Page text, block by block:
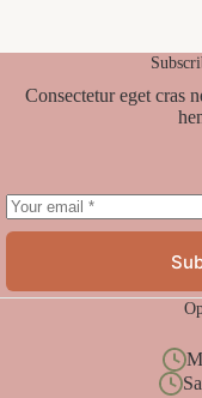
Consectetur eget cras